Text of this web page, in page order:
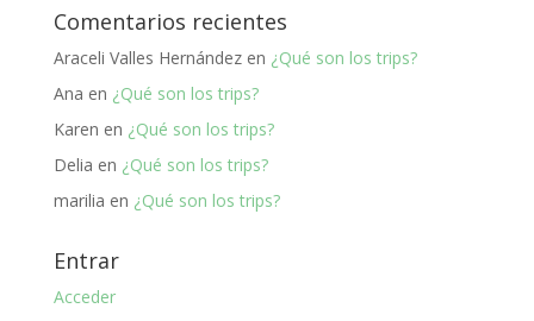
Comentarios recientes
Araceli Valles Hernándezen ¿Qué son los trips?
Ana en ¿Qué son los trips?
Karen en ¿Qué son los trips?
Delia en ¿Qué son los trips?
marilia en ¿Qué son los trips?
Entrar
Acceder